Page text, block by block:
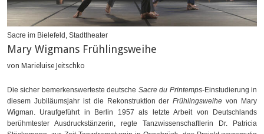
Sacre im Bielefeld, Stadttheater
Mary Wigmans Frühlingsweihe
von Marieluise Jeitschko
Die sicher bemerkenswerteste deutsche Sacre du Printemps-Einstudierung in
diesem Jubiläumsjahr ist die Rekonstruktion derFrühlingsweihe von Mary
Wigman. Uraufgeführt in Berlin 1957 als letzte Arbeit von Deutschlands
berühmtester Ausdruckstänzerin, regte Tanzwissenschaftlerin Dr. Patricia